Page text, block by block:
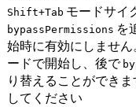
Shift+Tab モードサイ
bypassPermissions を
始時に有効にしません
ードで開始し、後で
り替えることができま
してください